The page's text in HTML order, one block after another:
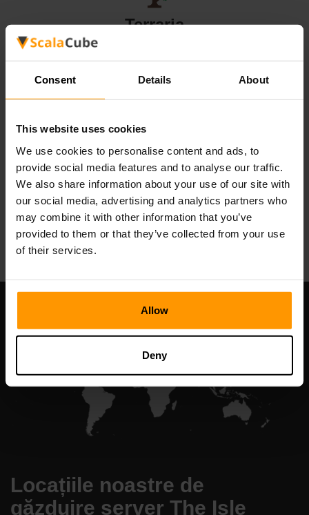
Consent Details About
This website uses cookies
We use cookies to personalise content and ads, to
provide social media features and to analyse our traffic.
We also share information about your use of our site with
our social media, advertising and analytics partners who
may combine it with other information that you’ve
provided to them or that they’ve collected from your use
of their services.
Allow
Deny
Terraria
Găzduire server
Valheim
Găzduire server
All Games
Locațiile noastre de
găzduire server The Isle